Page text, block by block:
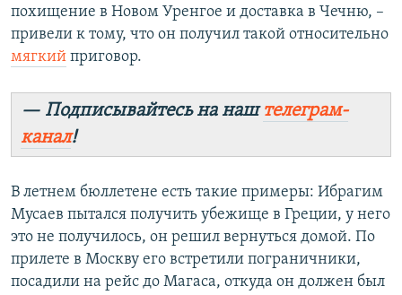
похищение в Новом Уренгое и доставка в Чечню, –
привели к тому, что он получил такой относительно
мягкий приговор.
— Подписывайтесь на наштелеграм-
канал!
В летнем бюллетене есть такие примеры: Ибрагим
Мусаев пытался получить убежище в Греции, у него
это не получилось, он решил вернуться домой. По
прилете в Москву его встретили пограничники,
посадили на рейс до Магаса, откуда он должен был